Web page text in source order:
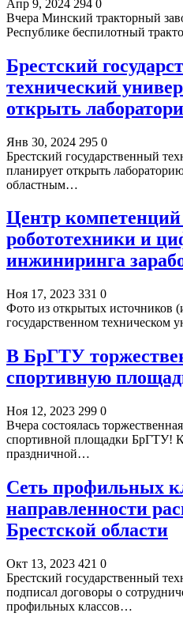
Апр 9, 2024 294 0
Вчера Минский тракторный
Республике беспилотный
Брестский
технический
открыть
Янв 30, 2024 295 0
Брестский государственный
планирует открыть
областным…
Центр
робототехники и
инжиниринга
Ноя 17, 2023 331 0
Фото из открытых источников
государственном техническом
В БрГТУ
спортивную
Ноя 12, 2023 299 0
Вчера состоялась
спортивной площадки БрГТУ!
праздничной…
Сеть профильных
направленности
Брестской области
Окт 13, 2023 421 0
Брестский государственный
подписал договоры о
профильных классов…